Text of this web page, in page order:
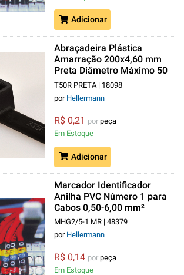
Adicionar
Abraçadeira Plástica
Amarração 200x4,60 mm
Preta Diâmetro Máximo 50
mm
T50R PRETA | 18098
por Hellermann
R$ 0,21 por peça
Em Estoque
Adicionar
Marcador Identificador
Anilha PVC Número 1 para
Cabos 0,50-6,00 mm²
Marrom MHG2/5
MHG2/5-1 MR | 48379
por Hellermann
R$ 0,14 por peça
Em Estoque